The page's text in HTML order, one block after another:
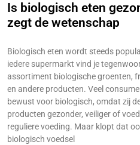
Is biologisch eten
zegt de wetenschap
Biologisch eten wordt steeds
iedere supermarkt vind je
assortiment biologische groenten,
en andere producten. Veel
bewust voor biologisch, omdat zij
producten gezonder, veiliger of
reguliere voeding. Maar klopt dat
biologisch voedsel